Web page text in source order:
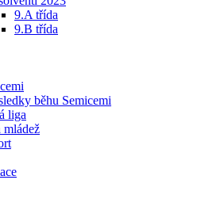
9.A třída
9.B třída
běhu Semicemi
liga
mládež